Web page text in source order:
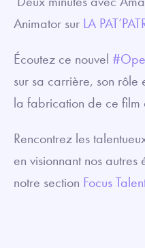
Animator sur LA
Écoutez ce nouvel
sur sa carrière, son rôle
la fabrication de ce film
Rencontrez les
en visionnant nos
notre section Focus